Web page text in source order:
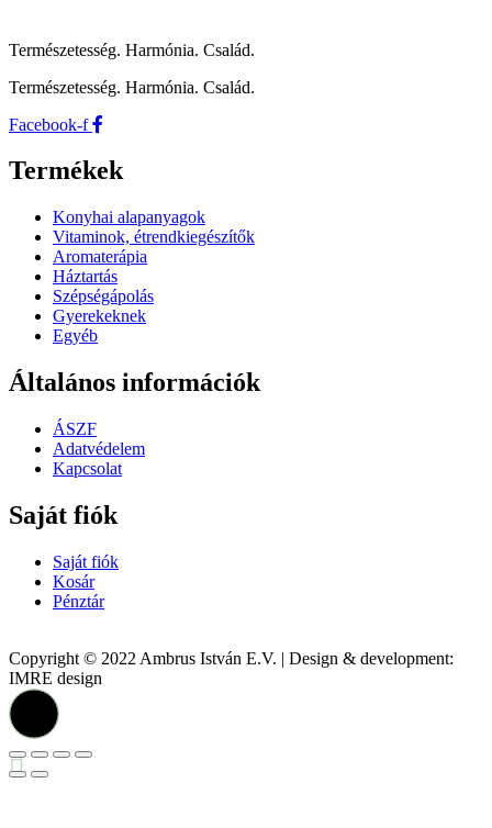
Természetesség. Harmónia. Család.
Természetesség. Harmónia. Család.
Facebook-f
Termékek
Konyhai alapanyagok
Vitaminok, étrendkiegészítők
Aromaterápia
Háztartás
Szépségápolás
Gyerekeknek
Egyéb
Általános információk
ÁSZF
Adatvédelem
Kapcsolat
Saját fiók
Saját fiók
Kosár
Pénztár
Copyright © 2022 Ambrus István E.V. | Design & development:
IMRE design